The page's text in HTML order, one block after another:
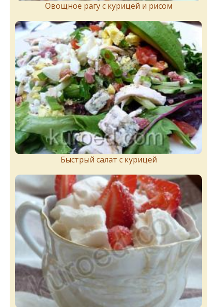
Овощное рагу с курицей и рисом
Быстрый салат с курицей